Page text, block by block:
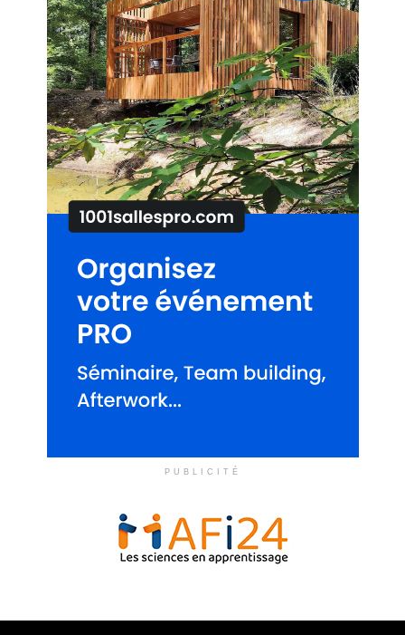
PUBLICITÉ